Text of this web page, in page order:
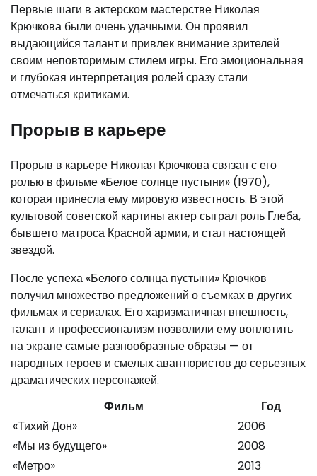
Первые шаги в актерском мастерстве Николая
Крючкова были очень удачными. Он проявил
выдающийся талант и привлек внимание зрителей
своим неповторимым стилем игры. Его эмоциональная
и глубокая интерпретация ролей сразу стали
отмечаться критиками.
Прорыв в карьере
Прорыв в карьере Николая Крючкова связан с его
ролью в фильме «Белое солнце пустыни» (1970),
которая принесла ему мировую известность. В этой
культовой советской картины актер сыграл роль Глеба,
бывшего матроса Красной армии, и стал настоящей
звездой.
После успеха «Белого солнца пустыни» Крючков
получил множество предложений о съемках в других
фильмах и сериалах. Его харизматичная внешность,
талант и профессионализм позволили ему воплотить
на экране самые разнообразные образы — от
народных героев и смелых авантюристов до серьезных
драматических персонажей.
Фильм
Год
«Тихий Дон»
2006
«Мы из будущего»
2008
«Метро»
2013